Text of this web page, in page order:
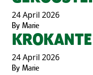
24 April 2026
By Marie
24 April 2026
By Marie